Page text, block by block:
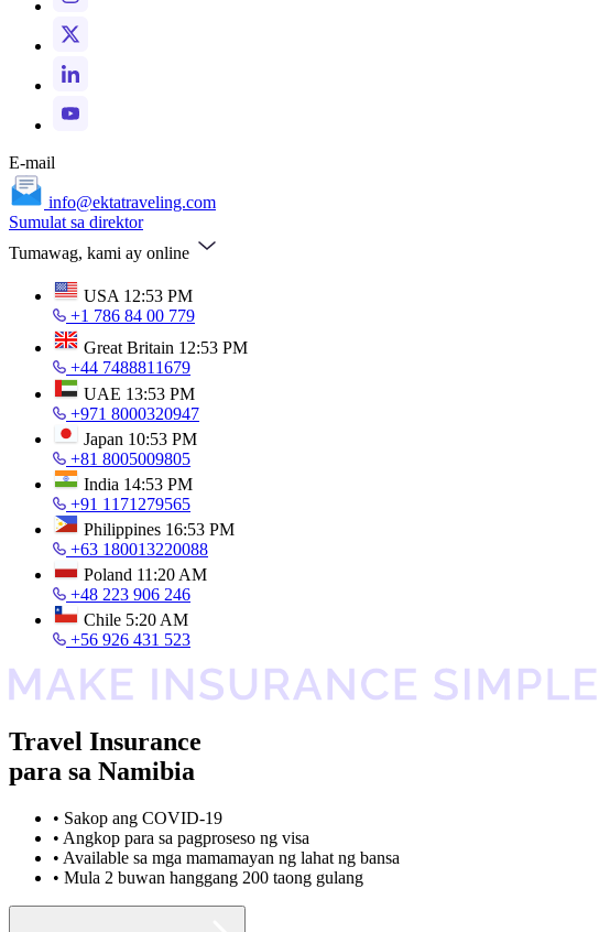
E-mail
info@ektatraveling.com
Sumulat sa direktor
Tumawag, kami ay online
USA 12:53 PM
+1 786 84 00 779
Great Britain 12:53 PM
+44 7488811679
UAE 13:53 PM
+971 8000320947
Japan 10:53 PM
+81 8005009805
India 14:53 PM
+91 1171279565
Philippines 16:53 PM
+63 180013220088
Poland 11:20 AM
+48 223 906 246
Chile 5:20 AM
+56 926 431 523
Travel Insurance
para sa Namibia
• Sakop ang COVID-19
• Angkop para sa pagproseso ng visa
• Available sa mga mamamayan ng lahat ng bansa
• Mula 2 buwan hanggang 200 taong gulang